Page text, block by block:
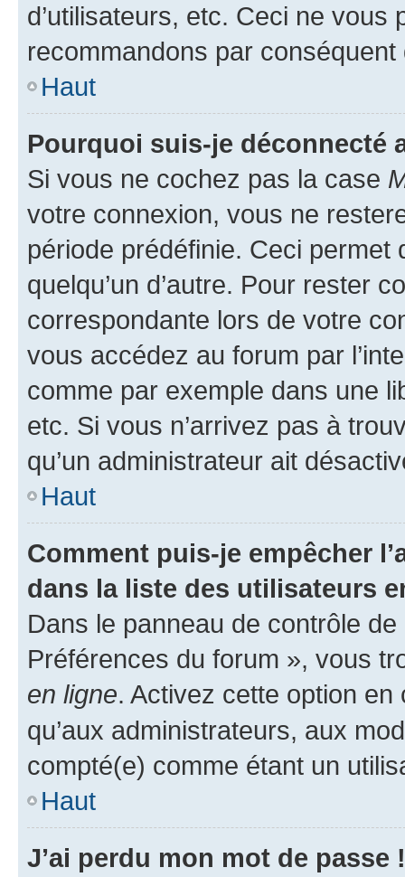
d’utilisateurs, etc. Ceci ne vous
recommandons par conséquent
Haut
Pourquoi suis-je déconnecté
Si vous ne cochez pas la case
votre connexion, vous ne
période prédéfinie. Ceci permet
quelqu’un d’autre. Pour rester
correspondante lors de votre
vous accédez au forum par
comme par exemple dans une
etc. Si vous n’arrivez pas à
qu’un administrateur ait
Haut
Comment puis-je empêcher
dans la liste des utilisateurs
Dans le panneau de contrôle
Préférences du forum », vous
en ligne. Activez cette option
qu’aux administrateurs, aux
compté(e) comme étant un
Haut
J’ai perdu mon mot de passe !